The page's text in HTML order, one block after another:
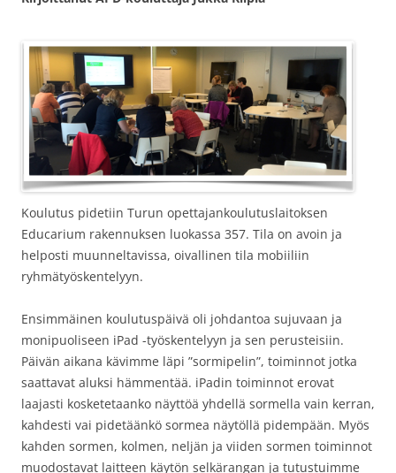
Koulutus pidetiin Turun opettajankoulutuslaitoksen
Educarium rakennuksen luokassa 357. Tila on avoin ja
helposti muunneltavissa, oivallinen tila mobiiliin
ryhmätyöskentelyyn.
Ensimmäinen koulutuspäivä oli johdantoa sujuvaan ja
monipuoliseen iPad -työskentelyyn ja sen perusteisiin.
Päivän aikana kävimme läpi ”sormipelin”, toiminnot jotka
saattavat aluksi hämmentää. iPadin toiminnot erovat
laajasti kosketetaanko näyttöä yhdellä sormella vain kerran,
kahdesti vai pidetäänkö sormea näytöllä pidempään. Myös
kahden sormen, kolmen, neljän ja viiden sormen toiminnot
muodostavat laitteen käytön selkärangan ja tutustuimme